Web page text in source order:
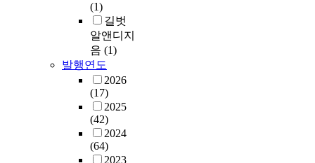
(1)
길벗
알앤디지
음 (1)
발행연도
2026
(17)
2025
(42)
2024
(64)
2023